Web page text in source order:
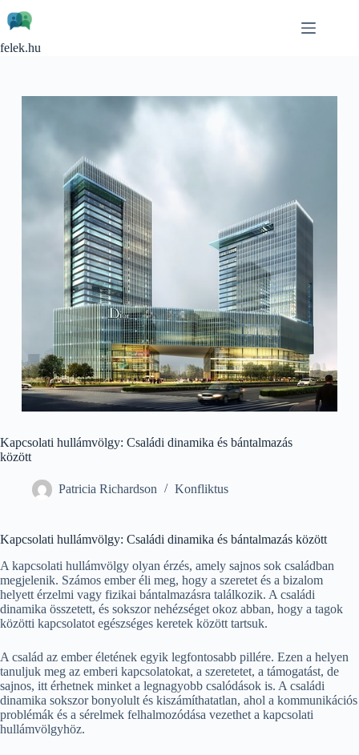
to
content
felek.hu
Kapcsolati hullámvölgy: Családi dinamika és bántalmazás
között
Patricia Richardson Konfliktus
Kapcsolati hullámvölgy: Családi dinamika és bántalmazás között
A kapcsolati hullámvölgy olyan érzés, amely sajnos sok családban
megjelenik. Számos ember éli meg, hogy a szeretet és a bizalom
helyett érzelmi vagy fizikai bántalmazásra találkozik. A családi
dinamika összetett, és sokszor nehézséget okoz abban, hogy a tagok
közötti kapcsolatot egészséges keretek között tartsuk.
A család az ember életének egyik legfontosabb pillére. Ezen a helyen
tanuljuk meg az emberi kapcsolatokat, a szeretetet, a támogatást, de
sajnos, itt érhetnek minket a legnagyobb csalódások is. A családi
dinamika sokszor bonyolult és kiszámíthatatlan, ahol a kommunikációs
problémák és a sérelmek felhalmozódása vezethet a kapcsolati
hullámvölgyhöz.